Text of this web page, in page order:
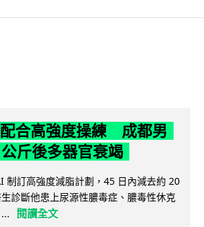
合高強度操練 成都男
斤後多器官衰竭
制訂高強度減脂計劃，45 日內減去約 20
診斷他患上尿源性膿毒症、膿毒性休克
閱讀全文